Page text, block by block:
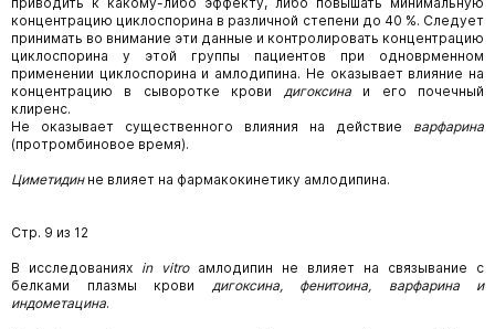
концентрацию циклоспорина в различной степени до 40 %. Следует
принимать во внимание эти данные и контролировать концентрацию
циклоспорина у этой группы пациентов при одноврменном
применении циклоспорина и амлодипина. Не оказывает влияние на
концентрацию в сыворотке крови дигоксинаи его почечный
клиренс.
Не оказывает существенного влияния на действие варфарина
(протромбиновое время).
Циметидин не влияет на фармакокинетику амлодипина.
Стр. 9 из 12
В исследованиях in vitroамлодипин не влияет на связывание с
белками плазмы крови дигоксина, фенитоина, варфарина и
индометацина.